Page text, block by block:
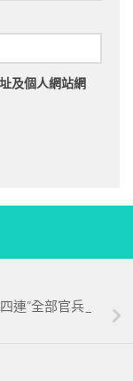
及個人網站網
連”全部官兵_